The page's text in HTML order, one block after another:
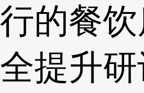
行的餐
全提升